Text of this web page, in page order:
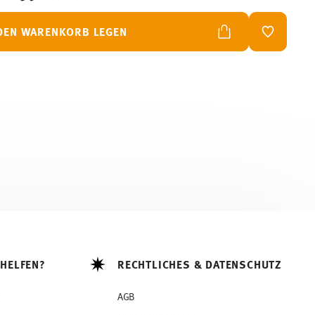
WARENKORB LEGEN ADD TO
RECHTLICHES & DATENSCHUTZ
AGB